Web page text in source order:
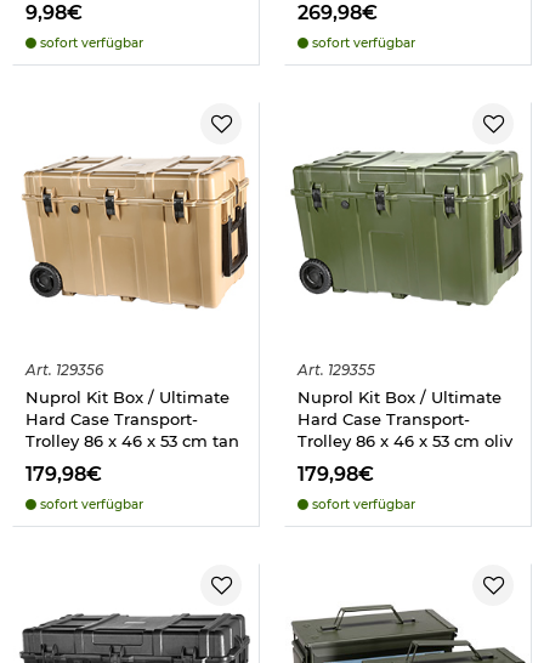
9,98€
sofort verfügbar
269,98€
sofort verfügbar
Art. 129356
Nuprol Kit Box / Ultimate
Hard Case Transport-
Trolley 86 x 46 x 53 cm tan
179,98€
sofort verfügbar
Art. 129355
Nuprol Kit Box / Ultimate
Hard Case Transport-
Trolley 86 x 46 x 53 cm oliv
179,98€
sofort verfügbar